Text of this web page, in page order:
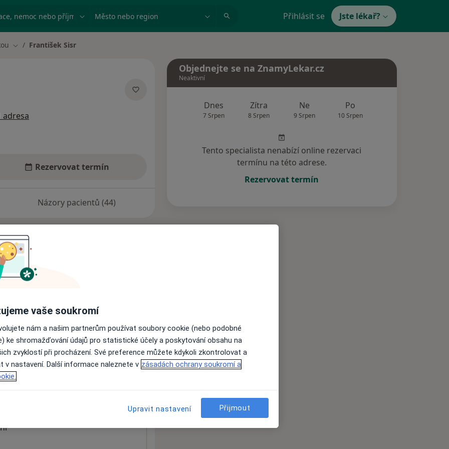
nemoc nebo příjmení Město nebo region Přihlásit se Jste lékař?
Změna města
František Sisr
adresa
Rezervovat termín
Názory pacientů (44)
nejsou k dispozici
informace o svých službách.
512 51
Objednejte se na ZnamyLekar.cz
Neaktivní
Dnes
7 Srpen
Zítra
8 Srpen
Ne
9 Srpen
Po
10 Srpen
Tento specialista nenabízí online rezervaci
termínu na této adrese.
Rezervovat termín
vaše soukromí
nám a našim partnerům používat soubory cookie (nebo podobné
ke shromažďování údajů pro statistické účely a poskytování obsahu na
zvyklostí při procházení. Své preference můžete kdykoli zkontrolovat a
v nastavení. Další informace naleznete v zásadách ochrany soukromí a
Upravit nastavení Přijmout